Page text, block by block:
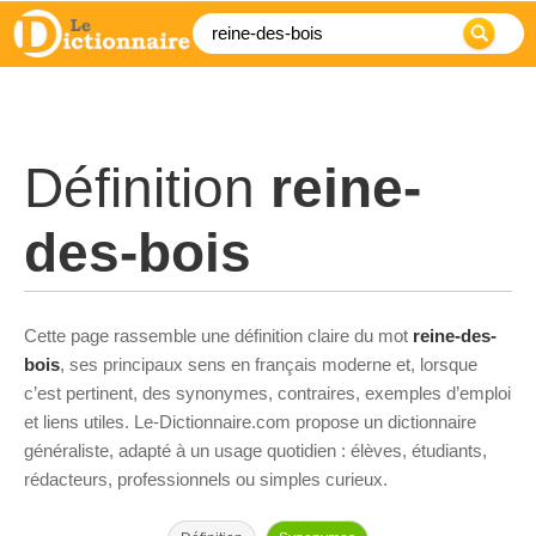
Définition reine-
des-bois
Cette page rassemble une définition claire du mot reine-des-
bois, ses principaux sens en français moderne et, lorsque
c’est pertinent, des synonymes, contraires, exemples d’emploi
et liens utiles. Le-Dictionnaire.com propose un dictionnaire
généraliste, adapté à un usage quotidien : élèves, étudiants,
rédacteurs, professionnels ou simples curieux.